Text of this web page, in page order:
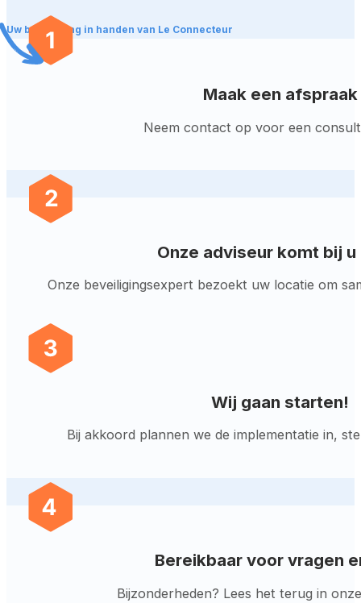
Uw beveiliging in handen van Le Connecteur
Maak een afspraak
Neem contact op voor een
Onze adviseur komt bij u
Onze beveiligingsexpert bezoekt uw locatie om
Wij gaan starten!
Bij akkoord plannen we de implementatie in,
Bereikbaar voor vragen
Bijzonderheden? Lees het terug in